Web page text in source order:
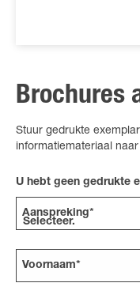
Brochures
Stuur gedrukte
informatiemateriaal
U hebt geen gedrukte
Aanspreking*
Voornaam*